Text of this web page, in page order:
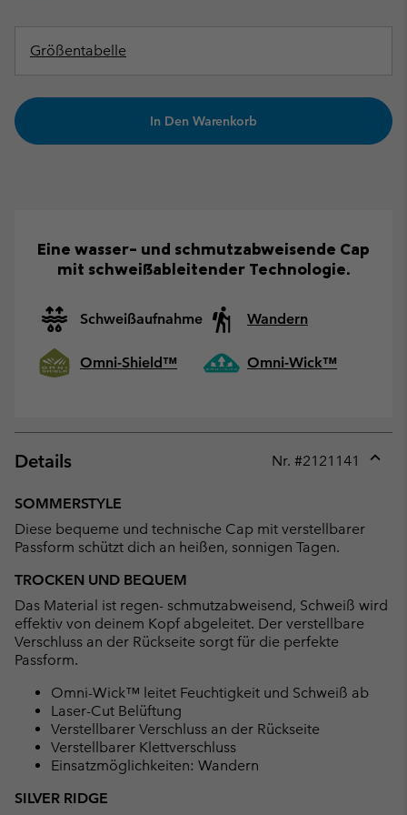
Größentabelle
In Den Warenkorb
Eine wasser- und schmutzabweisende Cap
mit schweißableitender Technologie.
Schweißaufnahme Wandern
Omni-Shield™ Omni-Wick™
Details Nr. #2121141
SOMMERSTYLE
Diese bequeme und technische Cap mit verstellbarer
Passform schützt dich an heißen, sonnigen Tagen.
TROCKEN UND BEQUEM
Das Material ist regen- schmutzabweisend, Schweiß wird
effektiv von deinem Kopf abgeleitet. Der verstellbare
Verschluss an der Rückseite sorgt für die perfekte
Passform.
Omni-Wick™ leitet Feuchtigkeit und Schweiß ab
Laser-Cut Belüftung
Verstellbarer Verschluss an der Rückseite
Verstellbarer Klettverschluss
Einsatzmöglichkeiten: Wandern
SILVER RIDGE